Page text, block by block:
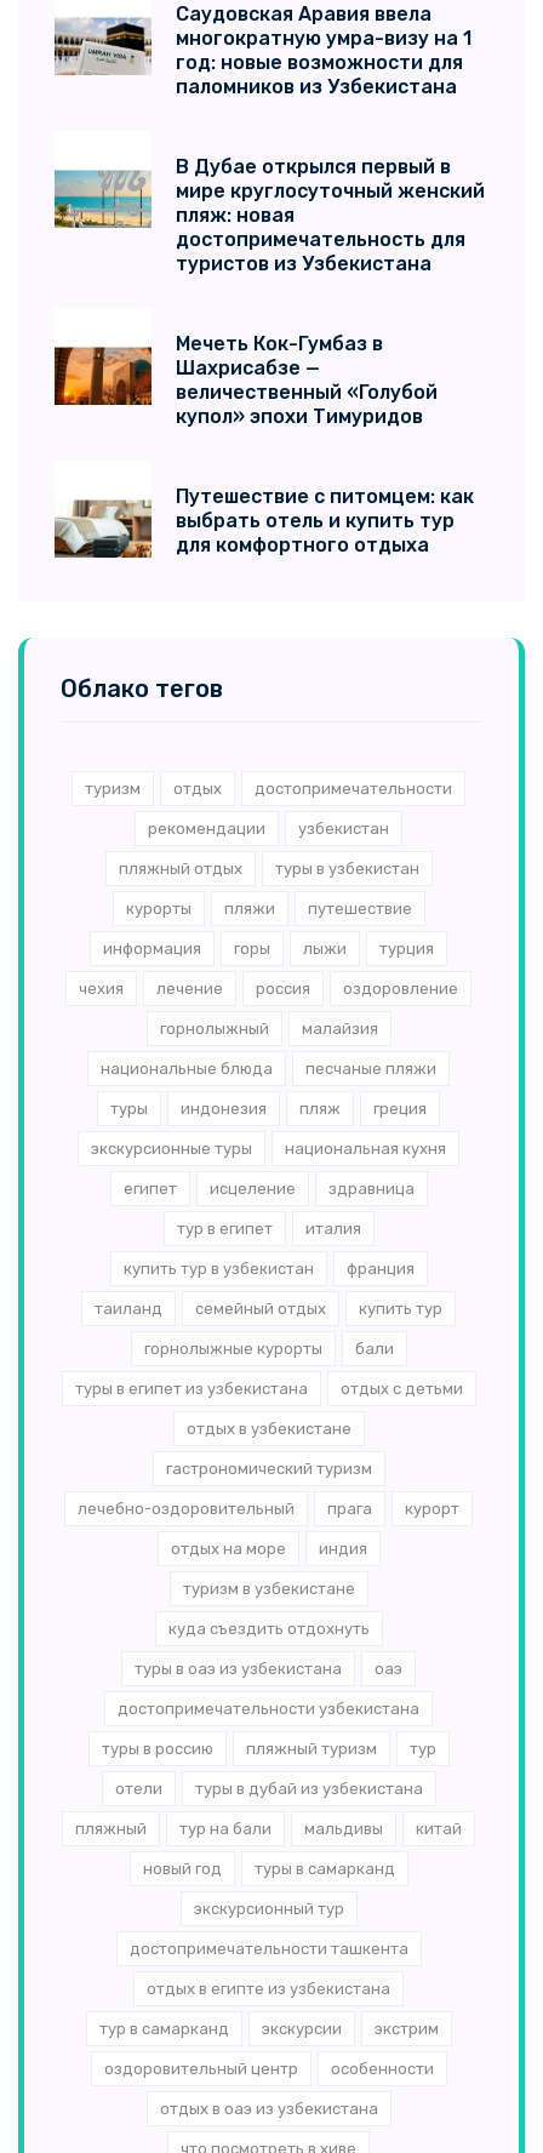
Саудовская Аравия ввела
многократную умра-визу на 1
год: новые возможности для
паломников из Узбекистана
В Дубае открылся первый в
мире круглосуточный женский
пляж: новая
достопримечательность для
туристов из Узбекистана
Мечеть Кок-Гумбаз в
Шахрисабзе —
величественный «Голубой
купол» эпохи Тимуридов
Путешествие с питомцем: как
выбрать отель и купить тур
для комфортного отдыха
Облако тегов
туризм отдых достопримечательности
рекомендации узбекистан
пляжный отдых туры в узбекистан
курорты пляжи путешествие
информация горы лыжи турция
чехия лечение россия оздоровление
горнолыжный малайзия
национальные блюда песчаные пляжи
туры индонезия пляж греция
экскурсионные туры национальная кухня
египет исцеление здравница
тур в египет италия
купить тур в узбекистан франция
таиланд семейный отдых купить тур
горнолыжные курорты бали
туры в египет из узбекистана отдых с детьми
отдых в узбекистане
гастрономический туризм
лечебно-оздоровительный прага курорт
отдых на море индия
туризм в узбекистане
куда съездить отдохнуть
туры в оаэ из узбекистана оаэ
достопримечательности узбекистана
туры в россию пляжный туризм тур
отели туры в дубай из узбекистана
пляжный тур на бали мальдивы китай
новый год туры в самарканд
экскурсионный тур
достопримечательности ташкента
отдых в египте из узбекистана
тур в самарканд экскурсии экстрим
оздоровительный центр особенности
отдых в оаэ из узбекистана
что посмотреть в хиве